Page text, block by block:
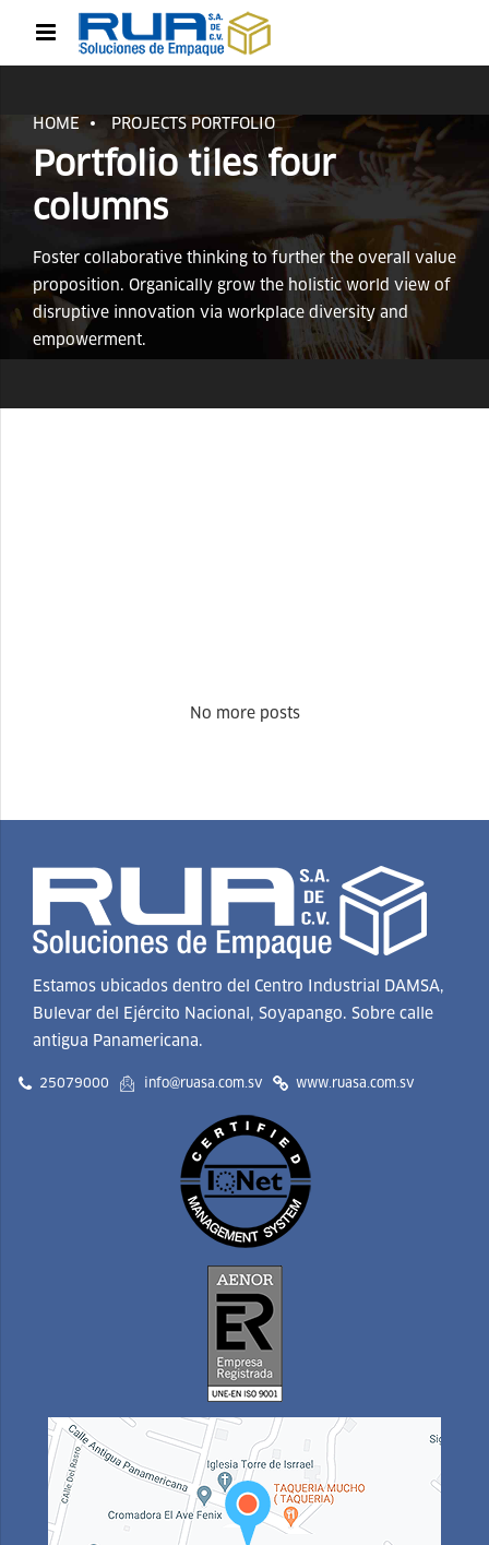
HOME PROJECTS PORTFOLIO
Portfolio tiles four
columns
Foster collaborative thinking to further the overall value
proposition. Organically grow the holistic world view of
disruptive innovation via workplace diversity and
empowerment.
No more posts
Estamos ubicados dentro del Centro Industrial DAMSA,
Bulevar del Ejército Nacional, Soyapango. Sobre calle
antigua Panamericana.
25079000 info@ruasa.com.sv www.ruasa.com.sv